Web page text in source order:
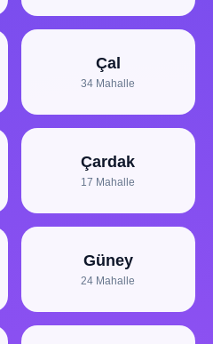
Çal
34 Mahalle
Çardak
17 Mahalle
Güney
24 Mahalle